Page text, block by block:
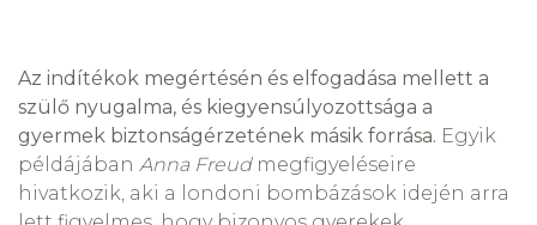
Az indítékok megértésén és elfogadása mellett a
szülő nyugalma, és kiegyensúlyozottsága a
gyermek biztonságérzetének másik forrása. Egyik
példájában Anna Freudmegfigyeléseire
hivatkozik, aki a londoni bombázások idején arra